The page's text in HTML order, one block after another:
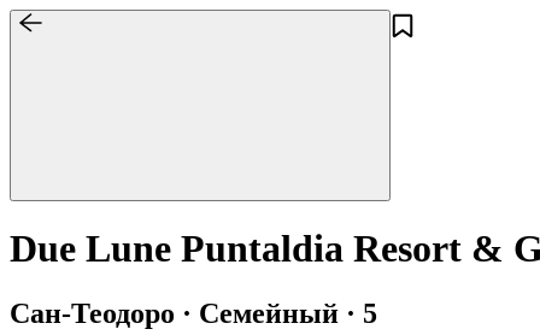
Due Lune Puntaldia Resort &
Сан-Теодоро · Семейный · 5